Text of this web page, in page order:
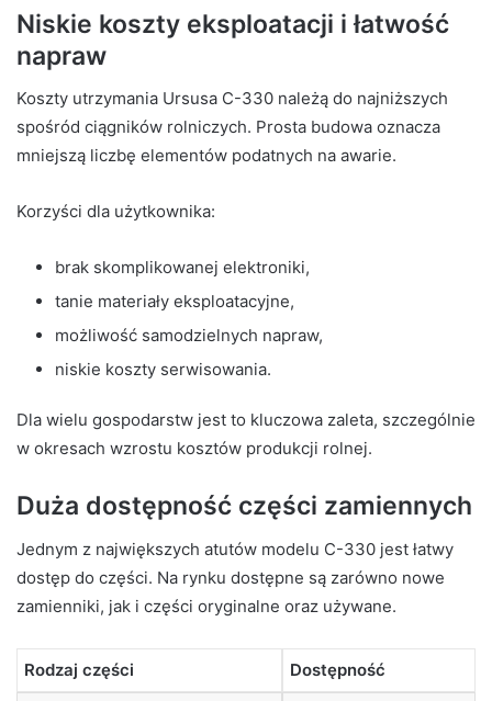
Niskie koszty eksploatacji i łatwość
napraw
Koszty utrzymania Ursusa C-330 należą do najniższych
spośród ciągników rolniczych. Prosta budowa oznacza
mniejszą liczbę elementów podatnych na awarie.
Korzyści dla użytkownika:
brak skomplikowanej elektroniki,
tanie materiały eksploatacyjne,
możliwość samodzielnych napraw,
niskie koszty serwisowania.
Dla wielu gospodarstw jest to kluczowa zaleta, szczególnie
w okresach wzrostu kosztów produkcji rolnej.
Duża dostępność części zamiennych
Jednym z największych atutów modelu C-330 jest łatwy
dostęp do części. Na rynku dostępne są zarówno nowe
zamienniki, jak i części oryginalne oraz używane.
Rodzaj części Dostępność